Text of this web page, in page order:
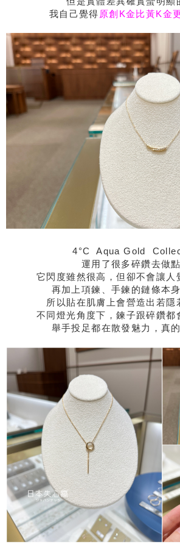
我自己覺得 原創K金比黃K金
4°C Aqua Gold
運用了很多碎鑽去做
它閃度雖然很高，但卻不會讓人
再加上項鍊、手鍊的鏈條本
所以貼在肌膚上會營造出若隱
不同燈光角度下，鍊子跟碎鑽都
舉手投足都在散發魅力，真